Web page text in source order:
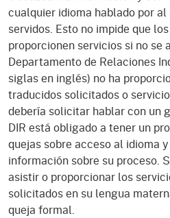
cualquier idioma hablado por al
servidos. Esto no impide que
proporcionen servicios si no se
Departamento de Relaciones
siglas en inglés) no ha
traducidos solicitados o
debería solicitar hablar con un
DIR está obligado a tener un
quejas sobre acceso al idioma
información sobre su proceso.
asistir o proporcionar los
solicitados en su lengua
queja formal.